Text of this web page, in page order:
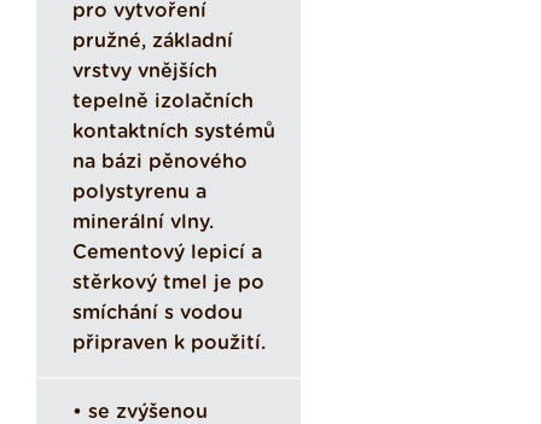
pro vytvoření
pružné, základní
vrstvy vnějších
tepelně izolačních
kontaktních systémů
na bázi pěnového
polystyrenu a
minerální vlny.
Cementový lepicí a
stěrkový tmel je po
smíchání s vodou
připraven k použití.
• se zvýšenou